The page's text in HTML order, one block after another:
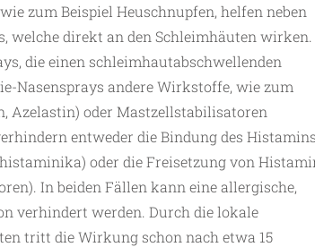
zum Beispiel Heuschnupfen, helfen neben
welche direkt an den Schleimhäuten wirken.
die einen schleimhautabschwellenden
Nasensprays andere Wirkstoffe, wie zum
Azelastin) oder Mastzellstabilisatoren
entweder die Bindung des Histamins
oder die Freisetzung von
In beiden Fällen kann eine allergische,
verhindert werden. Durch die lokale
tritt die Wirkung schon nach etwa 15